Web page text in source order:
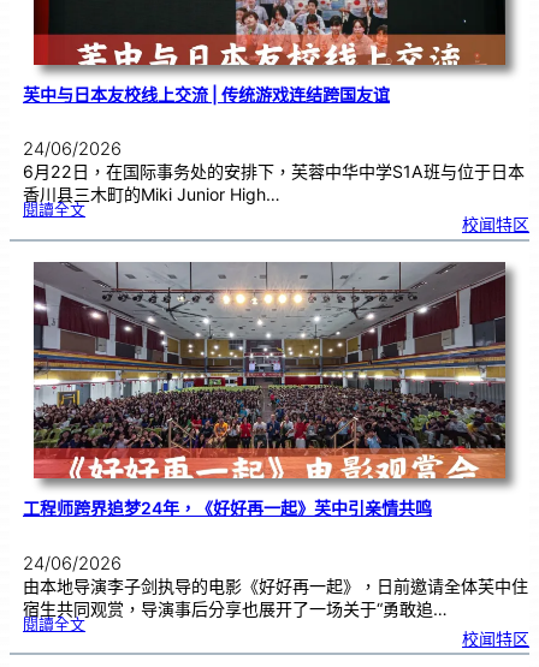
芙中与日本友校线上交流 | 传统游戏连结跨国友谊
24/06/2026
6月22日，在国际事务处的安排下，芙蓉中华中学S1A班与位于日本
香川县三木町的Miki Junior High…
閱讀全文:芙
日
友
校
线
上
流
|传
统
游
戏
连
结
跨
国
友
谊
校闻特区
工程师跨界追梦24年，《好好再一起》芙中引亲情共鸣
24/06/2026
由本地导演李子剑执导的电影《好好再一起》，日前邀请全体芙中住
宿生共同观赏，导演事后分享也展开了一场关于“勇敢追…
閱讀全文:工
跨
校闻特区